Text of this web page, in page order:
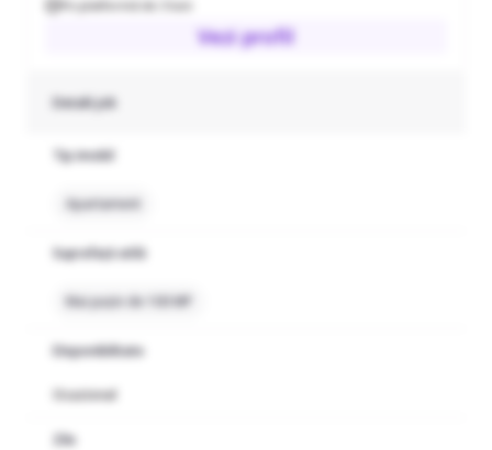
Pe platformă de 3 luni
Vezi profil
Detalii job
Tip imobil
Apartament
Suprafață utilă
Mai puțin de 100 MP
Disponibilitate
Ocazional
Zile